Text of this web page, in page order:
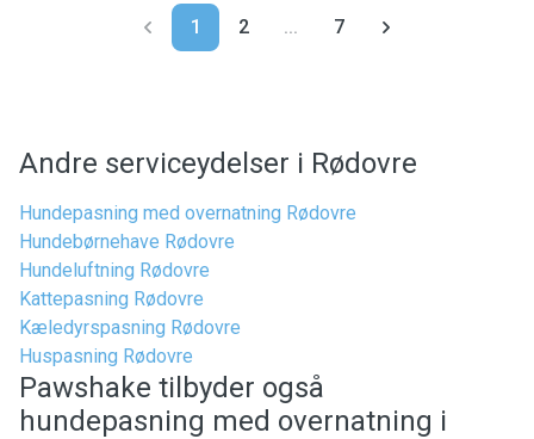
1 2 ... 7
Andre serviceydelser i Rødovre
Hundepasning med overnatning Rødovre
Hundebørnehave Rødovre
Hundeluftning Rødovre
Kattepasning Rødovre
Kæledyrspasning Rødovre
Huspasning Rødovre
Pawshake tilbyder også
hundepasning med overnatning i